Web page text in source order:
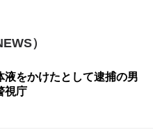
）
液をかけたとして逮捕の男
視庁